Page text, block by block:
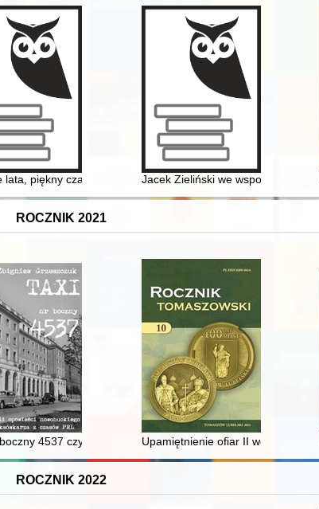
Klinczu 1938-1989
lata, piękny czas... Zespół Szkół Ponadpodstawowych nr 2
Jacek Zieliński we wspomnieniach
ROCZNIK 2021
Wschodniej
4537 czyli Opowieści nowohuckiego taksówkarza z
Upamiętnienie ofiar II wojny
ROCZNIK 2022